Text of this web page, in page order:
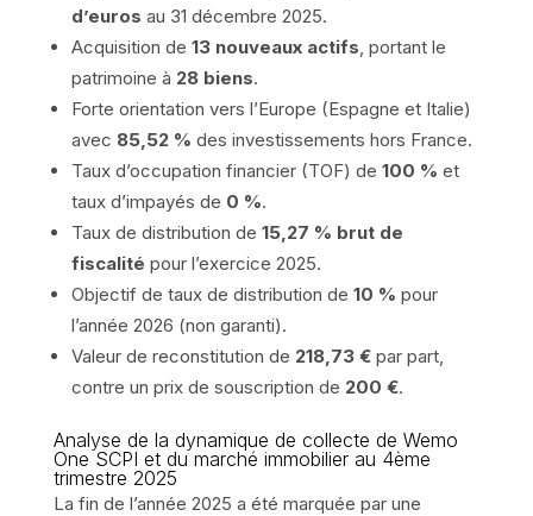
d’euros au 31 décembre 2025.
Acquisition de 13 nouveaux actifs , portant le
patrimoine à 28 biens.
Forte orientation vers l’Europe (Espagne et Italie)
avec 85,52 % des investissements hors France.
Taux d’occupation financier (TOF) de 100 % et
taux d’impayés de 0 %.
Taux de distribution de 15,27 % brut de
fiscalité pour l’exercice 2025.
Objectif de taux de distribution de 10 % pour
l’année 2026 (non garanti).
Valeur de reconstitution de 218,73 €par part,
contre un prix de souscription de 200 €.
Analyse de la dynamique de collecte de Wemo
One SCPI et du marché immobilier au 4ème
trimestre 2025
La fin de l’année 2025 a été marquée par une